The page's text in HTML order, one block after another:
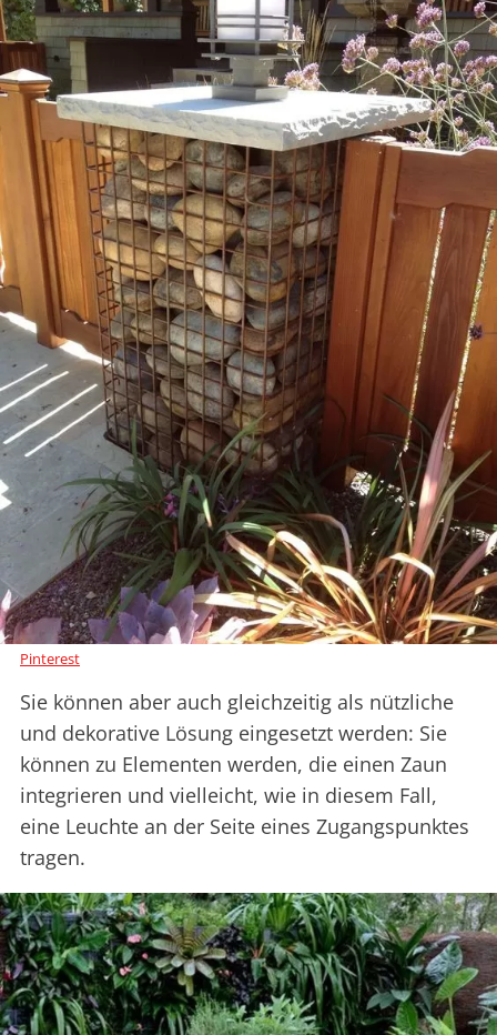
Pinterest
Sie können aber auch gleichzeitig als nützliche
und dekorative Lösung eingesetzt werden: Sie
können zu Elementen werden, die einen Zaun
integrieren und vielleicht, wie in diesem Fall,
eine Leuchte an der Seite eines Zugangspunktes
tragen.